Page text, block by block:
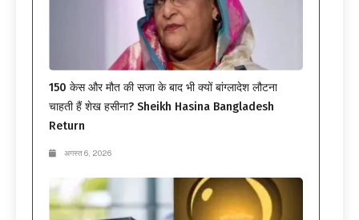
150 केस और मौत की सजा के बाद भी क्यों बांग्लादेश लौटना
चाहती हैं शेख हसीना? Sheikh Hasina Bangladesh
Return
अगस्त 6, 2026